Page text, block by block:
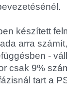
készített
arra
-
csak 9%
tart a